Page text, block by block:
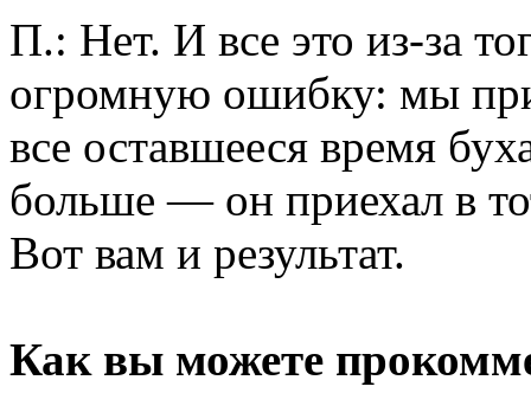
П.: Нет. И все это из-за
огромную ошибку: мы
все оставшееся время
больше — он приехал в
Вот вам и результат.
Как вы можете